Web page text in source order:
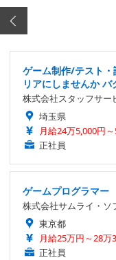
ゲーム制作/テスト
リアにしませんか バ
株式会社スタッフサー
埼玉県
月給24万5,000円
正社員
ゲームプログラマー
株式会社サムライ・ソ
東京都
月給25万円～28万
正社員